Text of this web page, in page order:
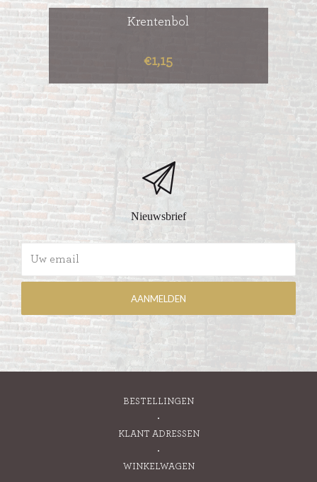
Krentenbol
€1,15
Nieuwsbrief
BESTELLINGEN
KLANT ADRESSEN
WINKELWAGEN